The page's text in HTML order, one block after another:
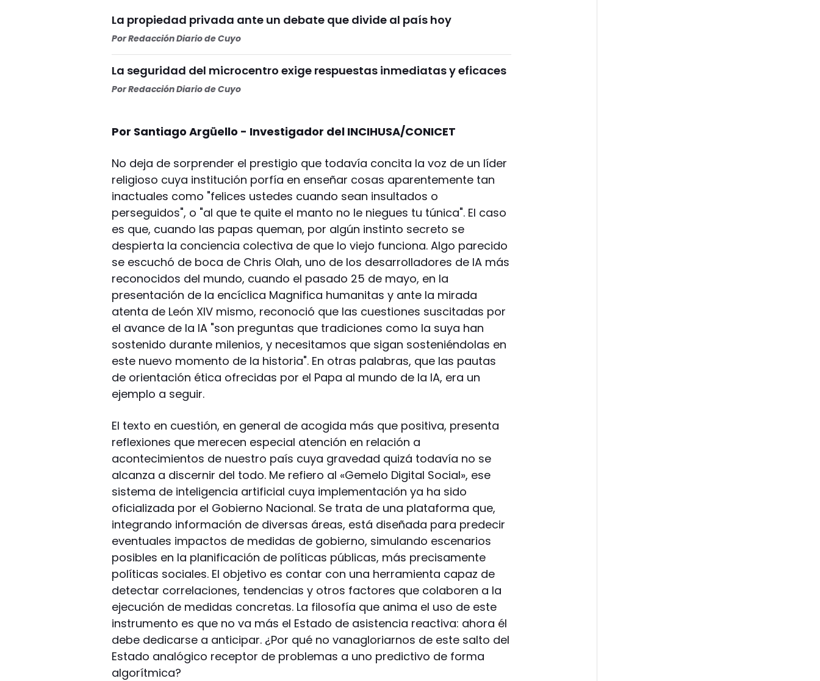
La propiedad privada ante un debate que divide al país hoy
PorRedacción Diario de Cuyo
La seguridad del microcentro exige respuestas inmediatas y eficaces
PorRedacción Diario de Cuyo
Por Santiago Argüello - Investigador del INCIHUSA/CONICET
No deja de sorprender el prestigio que todavía concita la voz de un líder
religioso cuya institución porfía en enseñar cosas aparentemente tan
inactuales como "felices ustedes cuando sean insultados o
perseguidos", o "al que te quite el manto no le niegues tu túnica". El caso
es que, cuando las papas queman, por algún instinto secreto se
despierta la conciencia colectiva de que lo viejo funciona. Algo parecido
se escuchó de boca de Chris Olah, uno de los desarrolladores de IA más
reconocidos del mundo, cuando el pasado 25 de mayo, en la
presentación de la encíclica Magnifica humanitas y ante la mirada
atenta de León XIV mismo, reconoció que las cuestiones suscitadas por
el avance de la IA "son preguntas que tradiciones como la suya han
sostenido durante milenios, y necesitamos que sigan sosteniéndolas en
este nuevo momento de la historia". En otras palabras, que las pautas
de orientación ética ofrecidas por el Papa al mundo de la IA, era un
ejemplo a seguir.
El texto en cuestión, en general de acogida más que positiva, presenta
reflexiones que merecen especial atención en relación a
acontecimientos de nuestro país cuya gravedad quizá todavía no se
alcanza a discernir del todo. Me refiero al «Gemelo Digital Social», ese
sistema de inteligencia artificial cuya implementación ya ha sido
oficializada por el Gobierno Nacional. Se trata de una plataforma que,
integrando información de diversas áreas, está diseñada para predecir
eventuales impactos de medidas de gobierno, simulando escenarios
posibles en la planificación de políticas públicas, más precisamente
políticas sociales. El objetivo es contar con una herramienta capaz de
detectar correlaciones, tendencias y otros factores que colaboren a la
ejecución de medidas concretas. La filosofía que anima el uso de este
instrumento es que no va más el Estado de asistencia reactiva: ahora él
debe dedicarse a anticipar. ¿Por qué no vanagloriarnos de este salto del
Estado analógico receptor de problemas a uno predictivo de forma
algorítmica?